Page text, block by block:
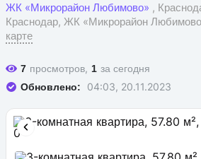
ЖК «Микрорайон Любимово» ,
Краснодар, ЖК «Микрорайон
карте
7 просмотров, 1 за сегодня
Обновлено: 04:03, 20.11.2023